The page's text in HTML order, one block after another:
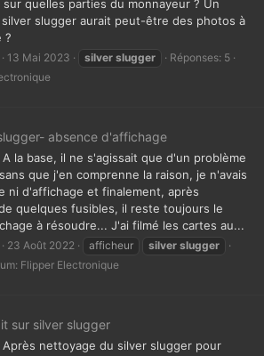
quelles parties du monnayeur ? Un
slugger aurait peut-être des photos à
?
13 Mai 2023 silver slugger
Réponses: 5
absence d'affichage
la base, il ne s'agissait que d'un problème
que j'en comprenne la raison, je n'avais
ni d'affichage et finalement, après
quelques fusibles, il reste toujours le
à résoudre... J'ai filmé les cartes au...
23 Août 2022 afficheur silver slugger
Flipper Electronique
sur silver slugger
Après nettoyage du silver slugger pour